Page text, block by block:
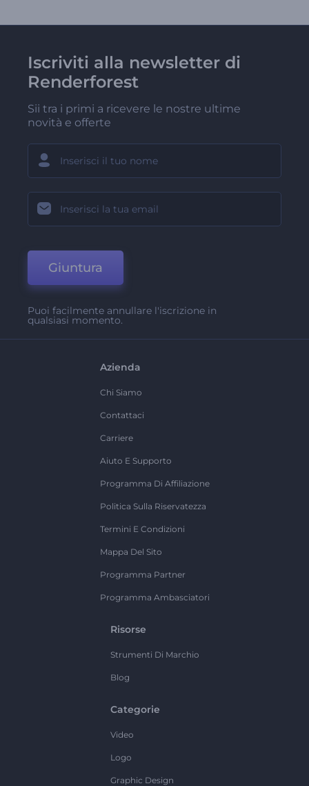
Iscriviti alla newsletter di
Renderforest
Sii tra i primi a ricevere le nostre ultime
novità e offerte
Giuntura
Puoi facilmente annullare l'iscrizione in
qualsiasi momento.
Azienda
Chi Siamo
Contattaci
Carriere
Aiuto E Supporto
Programma Di Affiliazione
Politica Sulla Riservatezza
Termini E Condizioni
Mappa Del Sito
Programma Partner
Programma Ambasciatori
Risorse
Strumenti Di Marchio
Blog
Categorie
Video
Logo
Graphic Design